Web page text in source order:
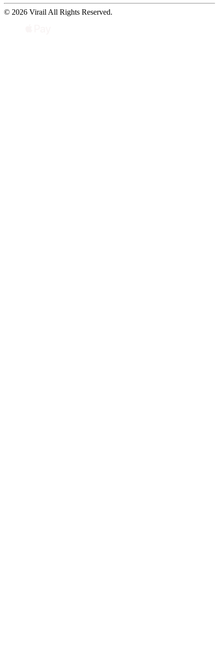
© 2026 Virail All Rights Reserved.